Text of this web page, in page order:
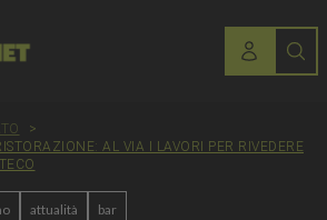
>
AL VIA I LAVORI PER RIVEDERE
attualità bar